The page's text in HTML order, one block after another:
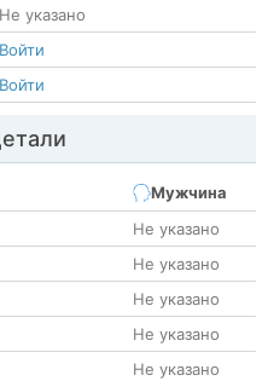
Не указано
Войти
Войти
Мужчина
Не указано
Не указано
Не указано
Не указано
Не указано